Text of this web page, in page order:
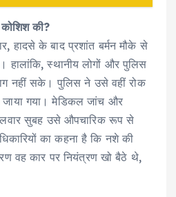
की?
हादसे के बाद प्रशांत बर्मन मौके से
हालांकि, स्थानीय लोगों और पुलिस
नहीं सके। पुलिस ने उसे वहीं रोक
जाया गया। मेडिकल जांच और
सुबह उसे औपचारिक रूप से
का कहना है कि नशे की
वह कार पर नियंत्रण खो बैठे थे,